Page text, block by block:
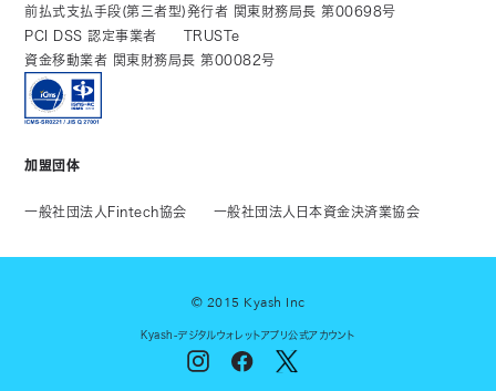
前払式支払手段(第三者型)発行者 関東財務局長 第00698号
PCI DSS 認定事業者
TRUSTe
資金移動業者 関東財務局長 第00082号
加盟団体
一般社団法人Fintech協会 一般社団法人日本資金決済業協会
© 2015 Kyash Inc
Kyash-デジタルウォレットアプリ公式アカウント